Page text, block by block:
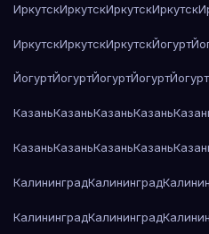
ИркутскИркутскИркутскИркутск
ИркутскИркутскИркутскЙогурт
ЙогуртЙогуртЙогуртЙогуртЙогурт
КазаньКазаньКазаньКазань
КазаньКазаньКазаньКазань
КалининградКалининград
КалининградКалининград